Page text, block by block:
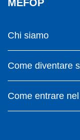
MEFOP
Chi siamo
Come diventare
Come entrare